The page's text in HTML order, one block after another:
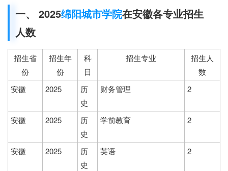
一、 2025绵阳城市学院在安徽各专业招生
人数
招生省
份
招生年
份
科
目
招生专业
招生人
数
安徽
2025
历
史
财务管理 2
安徽 2025
历
史
学前教育 2
安徽 2025
历
史
英语 2